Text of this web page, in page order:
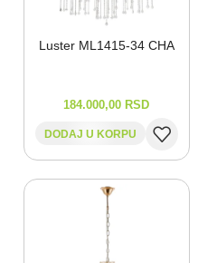
Luster ML1415-⁠34 CHA
184.000,00 RSD
DODAJ U KORPU